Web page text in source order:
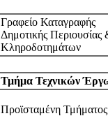
Γραφείο Καταγραφής
Δημοτικής Περιουσίας
Κληροδοτημάτων
Τμήμα Τεχνικών
Προϊσταμένη Τμήματος